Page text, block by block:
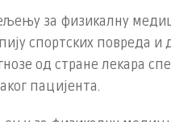
за физикалну
спортских повреда
од стране лекара
пацијента.